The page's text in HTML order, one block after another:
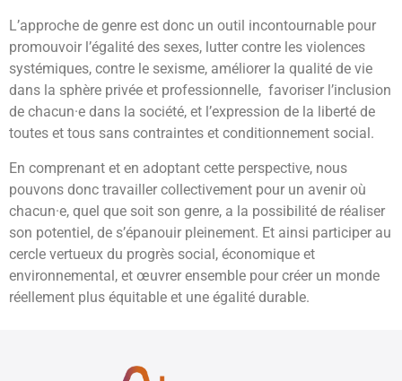
L’approche de genre est donc un outil incontournable pour
promouvoir l’égalité des sexes, lutter contre les violences
systémiques, contre le sexisme, améliorer la qualité de vie
dans la sphère privée et professionnelle, favoriser l’inclusion
de chacun·e dans la société, et l’expression de la liberté de
toutes et tous sans contraintes et conditionnement social.
En comprenant et en adoptant cette perspective, nous
pouvons donc travailler collectivement pour un avenir où
chacun·e, quel que soit son genre, a la possibilité de réaliser
son potentiel, de s’épanouir pleinement. Et ainsi participer au
cercle vertueux du progrès social, économique et
environnemental, et œuvrer ensemble pour créer un monde
réellement plus équitable et une égalité durable.